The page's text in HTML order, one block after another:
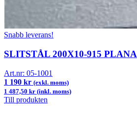
Snabb leverans!
SLITSTÅL 200X10-915 PLANA
Art.nr: 05-1001
1 190 kr (exkl. moms)
1 487,50 kr (inkl. moms)
Till produkten